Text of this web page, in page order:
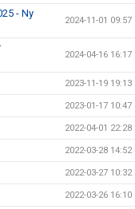
- Ny
2024-11-01 09:57
2024-04-16 16:17
2023-11-19 19:13
2023-01-17 10:47
2022-04-01 22:28
2022-03-28 14:52
2022-03-27 10:32
2022-03-26 16:10